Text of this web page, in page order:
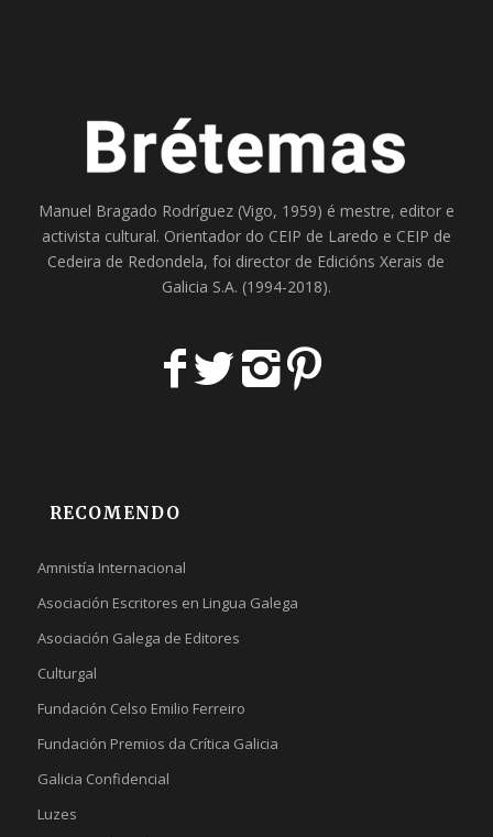
Manuel Bragado Rodríguez (Vigo, 1959) é mestre, editor e
activista cultural. Orientador do CEIP de Laredo e CEIP de
Cedeira de Redondela, foi director de Edicións Xerais de
Galicia S.A. (1994-2018).
RECOMENDO
Amnistía Internacional
Asociación Escritores en Lingua Galega
Asociación Galega de Editores
Culturgal
Fundación Celso Emilio Ferreiro
Fundación Premios da Crítica Galicia
Galicia Confidencial
Luzes